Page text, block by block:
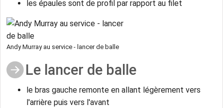
les épaules sont de profil par rapport au filet
Andy Murray au service - lancer de balle
Le lancer de balle
le bras gauche remonte en allant légèrement vers
l'arrière puis vers l'avant